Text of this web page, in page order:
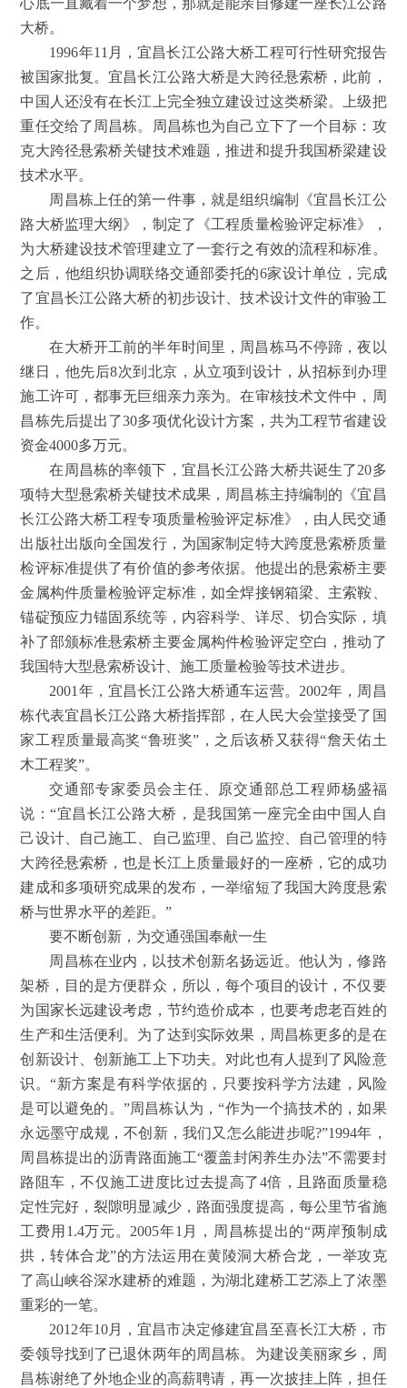
心底一直藏着一个梦想，那就是能亲自修建一座长江公路
大桥。
1996年11月，宜昌长江公路大桥工程可行性研究报告
被国家批复。宜昌长江公路大桥是大跨径悬索桥，此前，
中国人还没有在长江上完全独立建设过这类桥梁。上级把
重任交给了周昌栋。周昌栋也为自己立下了一个目标：攻
克大跨径悬索桥关键技术难题，推进和提升我国桥梁建设
技术水平。
周昌栋上任的第一件事，就是组织编制《宜昌长江公
路大桥监理大纲》，制定了《工程质量检验评定标准》，
为大桥建设技术管理建立了一套行之有效的流程和标准。
之后，他组织协调联络交通部委托的6家设计单位，完成
了宜昌长江公路大桥的初步设计、技术设计文件的审验工
作。
在大桥开工前的半年时间里，周昌栋马不停蹄，夜以
继日，他先后8次到北京，从立项到设计，从招标到办理
施工许可，都事无巨细亲力亲为。在审核技术文件中，周
昌栋先后提出了30多项优化设计方案，共为工程节省建设
资金4000多万元。
在周昌栋的率领下，宜昌长江公路大桥共诞生了20多
项特大型悬索桥关键技术成果，周昌栋主持编制的《宜昌
长江公路大桥工程专项质量检验评定标准》，由人民交通
出版社出版向全国发行，为国家制定特大跨度悬索桥质量
检评标准提供了有价值的参考依据。他提出的悬索桥主要
金属构件质量检验评定标准，如全焊接钢箱梁、主索鞍、
锚碇预应力锚固系统等，内容科学、详尽、切合实际，填
补了部颁标准悬索桥主要金属构件检验评定空白，推动了
我国特大型悬索桥设计、施工质量检验等技术进步。
2001年，宜昌长江公路大桥通车运营。2002年，周昌
栋代表宜昌长江公路大桥指挥部，在人民大会堂接受了国
家工程质量最高奖“鲁班奖”，之后该桥又获得“詹天佑土
木工程奖”。
交通部专家委员会主任、原交通部总工程师杨盛福
说：“宜昌长江公路大桥，是我国第一座完全由中国人自
己设计、自己施工、自己监理、自己监控、自己管理的特
大跨径悬索桥，也是长江上质量最好的一座桥，它的成功
建成和多项研究成果的发布，一举缩短了我国大跨度悬索
桥与世界水平的差距。”
要不断创新，为交通强国奉献一生
周昌栋在业内，以技术创新名扬远近。他认为，修路
架桥，目的是方便群众，所以，每个项目的设计，不仅要
为国家长远建设考虑，节约造价成本，也要考虑老百姓的
生产和生活便利。为了达到实际效果，周昌栋更多的是在
创新设计、创新施工上下功夫。对此也有人提到了风险意
识。“新方案是有科学依据的，只要按科学方法建，风险
是可以避免的。”周昌栋认为，“作为一个搞技术的，如果
永远墨守成规，不创新，我们又怎么能进步呢?”1994年，
周昌栋提出的沥青路面施工“覆盖封闲养生办法”不需要封
路阻车，不仅施工进度比过去提高了4倍，且路面质量稳
定性完好，裂隙明显减少，路面强度提高，每公里节省施
工费用1.4万元。2005年1月，周昌栋提出的“两岸预制成
拱，转体合龙”的方法运用在黄陵洞大桥合龙，一举攻克
了高山峡谷深水建桥的难题，为湖北建桥工艺添上了浓墨
重彩的一笔。
2012年10月，宜昌市决定修建宜昌至喜长江大桥，市
委领导找到了已退休两年的周昌栋。为建设美丽家乡，周
昌栋谢绝了外地企业的高薪聘请，再一次披挂上阵，担任